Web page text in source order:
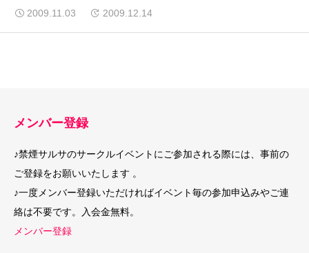
2009.11.03 2009.12.14
メンバー登録
♪禁煙サルサのサークルイベントにご参加される際には、事前の
ご登録をお願いいたします 。
♪一度メンバー登録いただければイベント毎の参加申込みやご連
絡は不要です。入会金無料。
メンバー登録